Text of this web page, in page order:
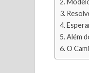
Além
O